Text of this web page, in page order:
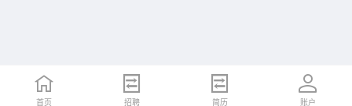
首页 招聘 简历 账户